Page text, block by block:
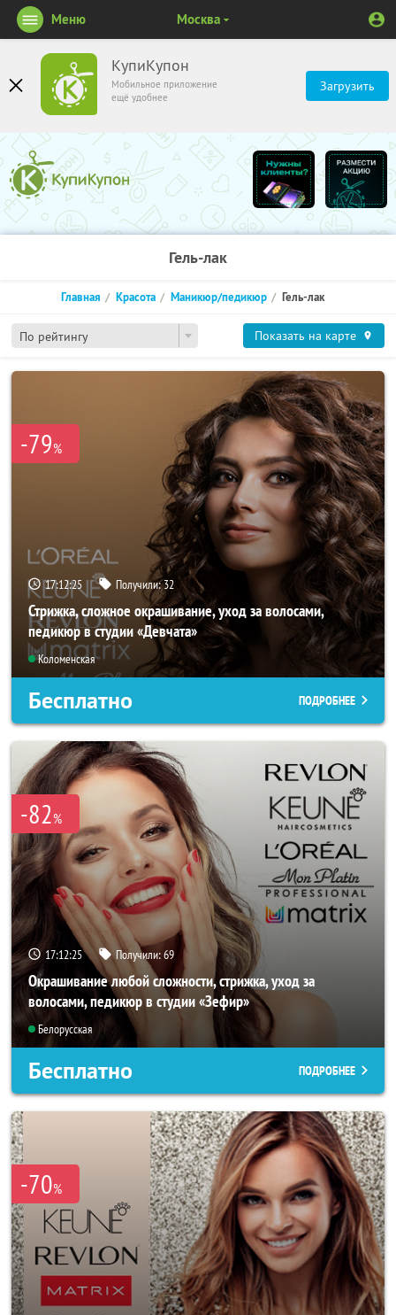
КупиКупон
Мобильное приложение
ещё удобнее
Загрузить
Меню Москва
Гель-лак
По рейтингу
Главная Красота Маникюр/педикюр Гель-лак
Показать на карте
-79%
17:12:24 Получили:32
Стрижка, сложное окрашивание, уход за волосами,
педикюр в студии «Девчата»
Коломенская
Бесплатно ПОДРОБНЕЕ
-82%
17:12:24 Получили:69
Окрашивание любой сложности, стрижка, уход за
волосами, педикюр в студии «Зефир»
Белорусская
Бесплатно ПОДРОБНЕЕ
-70%